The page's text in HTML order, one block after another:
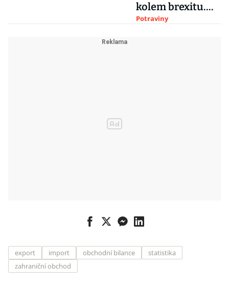
kolem brexitu.
Export na
Potraviny
export import obchodní bilance
statistika
zahraniční obchod